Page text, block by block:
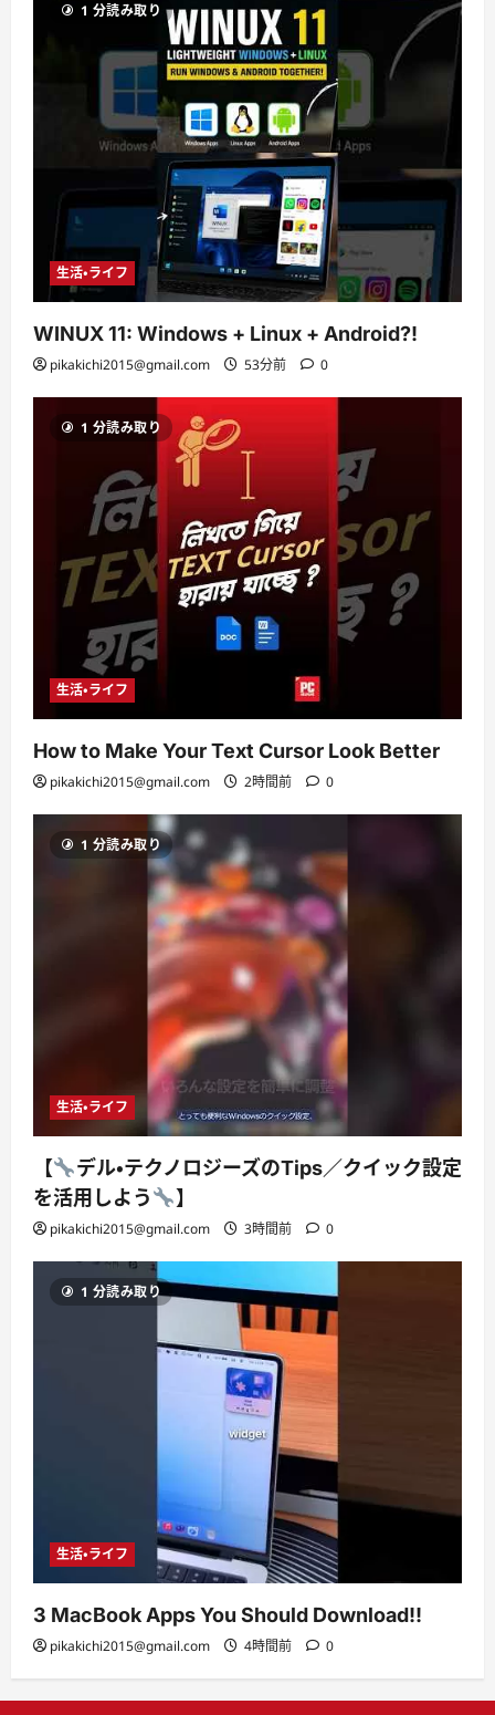
1 分読み取り
生活・ライフ
WINUX 11: Windows + Linux + Android?!
pikakichi2015@gmail.com 53分前 0
1 分読み取り
生活・ライフ
How to Make Your Text Cursor Look Better
pikakichi2015@gmail.com 2時間前 0
1 分読み取り
生活・ライフ
【
デル・テクノロジーズのTips／クイック設定
を活用しよう
】
pikakichi2015@gmail.com 3時間前 0
1 分読み取り
生活・ライフ
3 MacBook Apps You Should Download!!
pikakichi2015@gmail.com 4時間前 0